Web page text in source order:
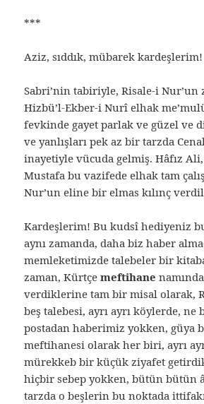
***
Aziz, sıddık, mübarek kardeşlerim!
Sabri’nin tabiriyle, Risale-i Nur’un
Hizbü’l-Ekber-i Nurî elhak
fevkinde gayet parlak ve güzel ve
ve yanlışları pek az bir tarzda
inayetiyle vücuda gelmiş. Hâfız
Mustafa bu vazifede elhak tam
Nur’un eline bir elmas kılınç
Kardeşlerim! Bu kudsî hediyeniz
aynı zamanda, daha biz haber
memleketimizde talebeler bir
zaman, Kürtçemeftihane
verdiklerine tam bir misal olarak,
beş talebesi, ayrı ayrı köylerde, ne
postadan haberimiz yokken, güya
meftihanesi olarak her biri, ayrı
mürekkeb bir küçük ziyafet
hiçbir sebep yokken, bütün bütün
tarzda o beşlerin bu noktada